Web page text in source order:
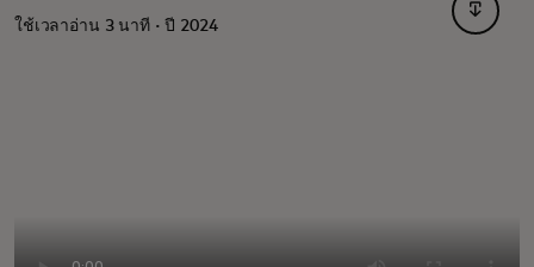
ใช้เวลาอ่าน 3 นาที · ปี 2024
opens